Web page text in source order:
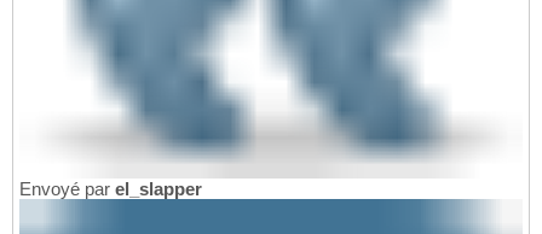
Envoyé par el_slapper